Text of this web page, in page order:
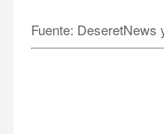
Fuente: DeseretNews